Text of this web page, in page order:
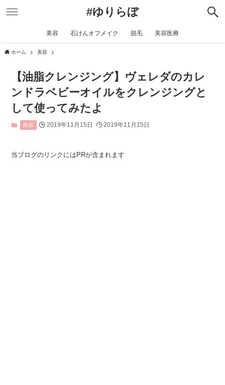
#ゆりらぼ
美容 石けんオフメイク 脱毛 美容医療
ホーム 美容
【油脂クレンジング】ヴェレダのカレ
ンドラベビーオイルをクレンジングと
して使ってみたよ
美容 2019年11月15日 2019年11月15日
当ブログのリンクにはPRが含まれます